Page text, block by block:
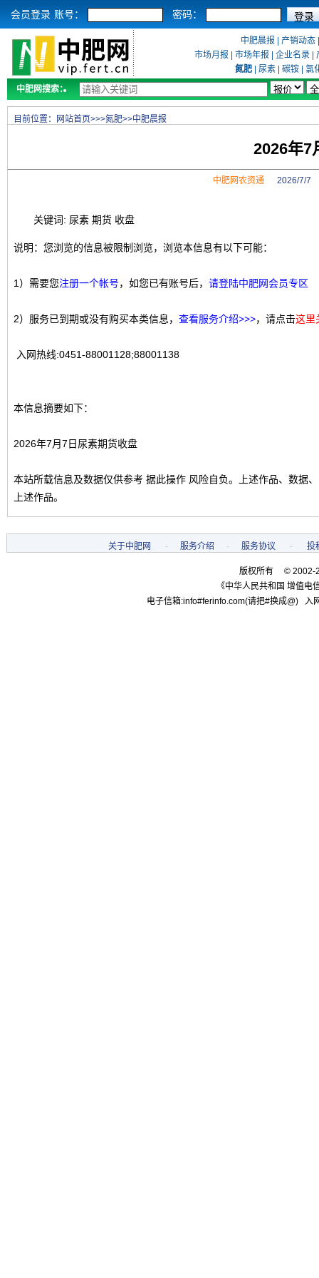
会员登录 账号： 密码：
中肥晨报 产销动态
市场月报
市场年报 企业名录
氮肥
尿素 碳铵
氯
中肥网搜索：
目前位置： 网站首页>>>氮肥>>中肥晨报
2026年7
中肥网农资通2026/7/7
关键词: 尿素 期货 收盘
说明：您浏览的信息被限制浏览，浏览本信息有以下可能：
1）需要您注册一个帐号，如您已有账号后， 请登陆中肥网会员专区
2）服务已到期或没有购买本类信息， 查看服务介绍>>>，请点击这里
入网热线:0451-88001128;88001138
本信息摘要如下：
2026年7月7日尿素期货收盘
本站所载信息及数据仅供参考 据此操作 风险自负。上述作品、数据
上述作品。
关于中肥网 - 服务介绍 - 服务协议 - 投
版权所有 © 2002-
《中华人民共和国 增值电
电子信箱:info#ferinfo.com(请把#换成@)